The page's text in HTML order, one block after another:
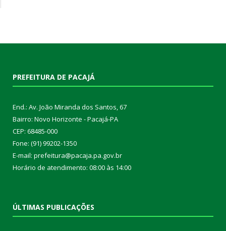
PREFEITURA DE PACAJÁ
End.: Av. João Miranda dos Santos, 67
Bairro: Novo Horizonte - Pacajá-PA
CEP: 68485-000
Fone: (91) 99202-1350
E-mail: prefeitura@pacaja.pa.gov.br
Horário de atendimento: 08:00 às 14:00
ÚLTIMAS PUBLICAÇÕES